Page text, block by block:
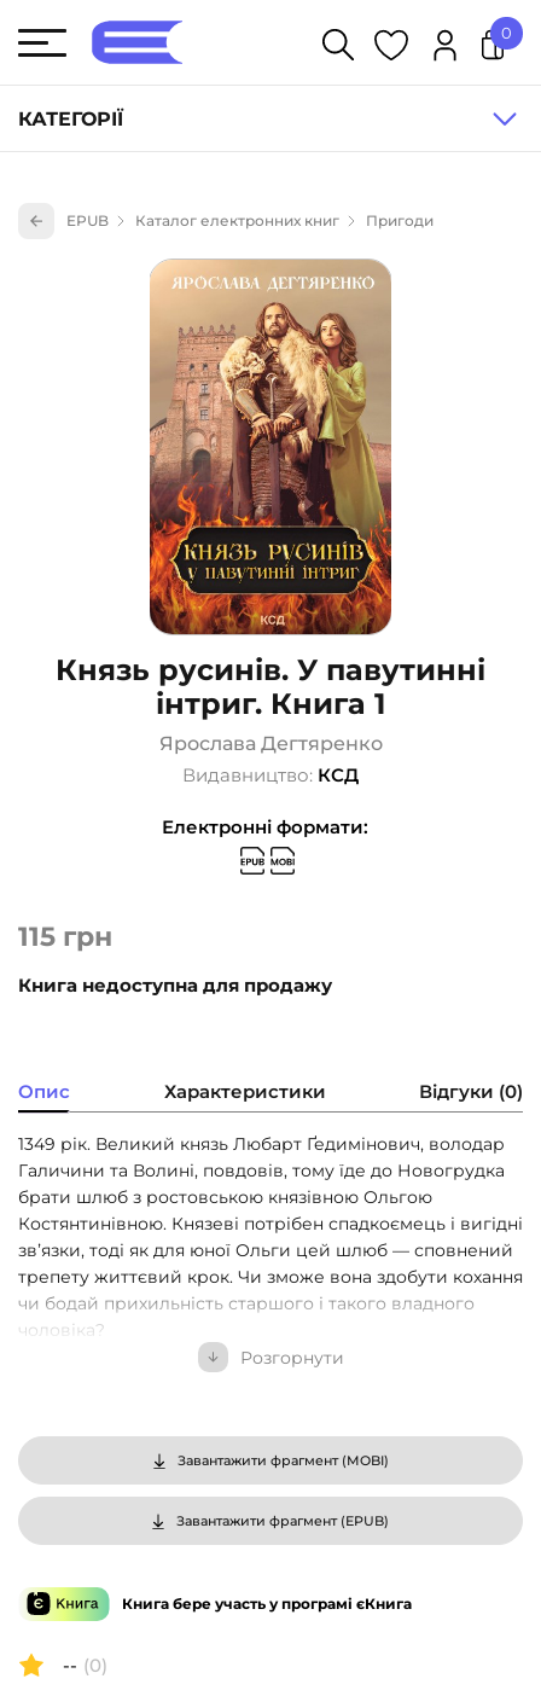
КАТЕГОРІЇ
Книги для дітей (836)
Книги для підлітків (240)
Науково-популярна література (1015)
Навчальна література та посібники (527)
Енциклопедії, довідники, словники (55)
Подарункові сертифікати (1)
0
EPUB Каталог електронних книг Пригоди
Князь русинів. У павутинні
інтриг. Книга 1
Ярослава Дегтяренко
Видавництво: КСД
Електронні формати:
115 грн
Книга недоступна для продажу
Опис Характеристики Відгуки (0)
1349 рік. Великий князь Любарт Ґедимінович, володар
Галичини та Волині, повдовів, тому їде до Новогрудка
брати шлюб з ростовською князівною Ольгою
Костянтинівною. Князеві потрібен спадкоємець і вигідні
звʼязки, тоді як для юної Ольги цей шлюб — сповнений
трепету життєвий крок. Чи зможе вона здобути кохання
чи бодай прихильність старшого і такого владного
чоловіка?
Гуляючи весілля, князь і гадки не мав, що тим часом
Любарта бояри здають Казимирові більшу частину
князівства. Польський король упевнений, що забере у
Любарта Русь. Але всупереч лихій долі князь готовий
боротися за свою державу.
Розгорнути
Завантажити фрагмент (MOBI)
Завантажити фрагмент (EPUB)
Книга бере участь у програмі єКнига
-- (0)